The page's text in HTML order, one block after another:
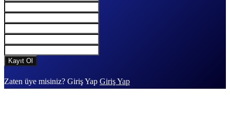
Zaten üye misiniz? Giriş Yap Giriş Yap